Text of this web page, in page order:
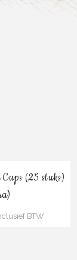
(25 stuks)
BTW